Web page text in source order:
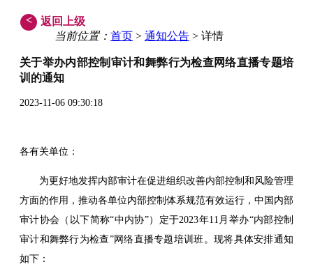
<
返回上级
当前位置： 首页 > 通知公告 > 详情
关于举办内部控制审计和舞弊行为检查网络直播专题培
训的通知
2023-11-06 09:30:18
各有关单位：
为更好地发挥内部审计在促进组织改善内部控制和风险管理
方面的作用，推动各单位内部控制体系规范有效运行，中国内部
审计协会（以下简称“中内协”）定于2023年11月举办“内部控制
审计和舞弊行为检查”网络直播专题培训班。现将具体安排通知
如下：